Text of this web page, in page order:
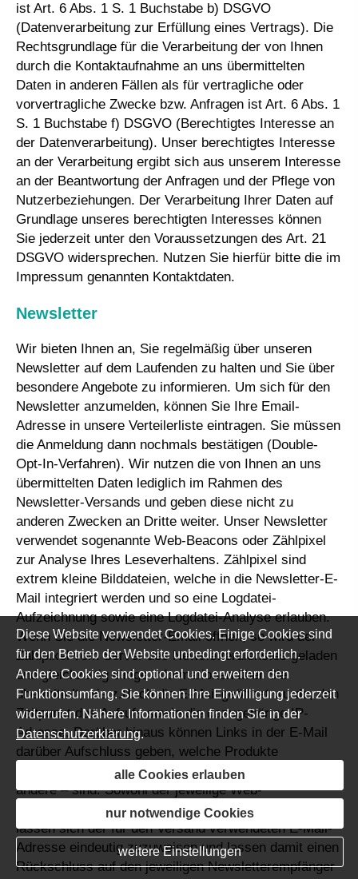
ist Art. 6 Abs. 1 S. 1 Buchstabe b) DSGVO
(Datenverarbeitung zur Erfüllung eines Vertrags). Die
Rechtsgrundlage für die Verarbeitung der von Ihnen
durch die Kontaktaufnahme an uns übermittelten
Daten in anderen Fällen als für vertragliche oder
vorvertragliche Zwecke bzw. Anfragen ist Art. 6 Abs. 1
S. 1 Buchstabe f) DSGVO (Berechtigtes Interesse an
der Datenverarbeitung). Unser berechtigtes Interesse
an der Verarbeitung ergibt sich aus unserem Interesse
an der Beantwortung der Anfragen und der Pflege von
Nutzerbeziehungen. Der Verarbeitung Ihrer Daten auf
Grundlage unseres berechtigten Interesses können
Sie jederzeit unter den Voraussetzungen des Art. 21
DSGVO widersprechen. Nutzen Sie hierfür bitte die im
Impressum genannten Kontaktdaten.
Newsletter
Wir bieten Ihnen an, Sie regelmäßig über unseren
Newsletter auf dem Laufenden zu halten und Sie über
besondere Angebote zu informieren. Um sich für den
Newsletter anzumelden, können Sie Ihre Email-
Adresse in unsere Verteilerliste eintragen. Sie müssen
die Anmeldung dann nochmals bestätigen (Double-
Opt-In-Verfahren). Wir nutzen die von Ihnen an uns
übermittelten Daten lediglich im Rahmen des
Newsletter-Versands und geben diese nicht zu
anderen Zwecken an Dritte weiter. Unser Newsletter
verwendet sogenannte Web-Beacons oder Zählpixel
zur Analyse Ihres Leseverhaltens. Zählpixel sind
extrem kleine Bilddateien, welche in die Newsletter-E-
Mail integriert werden und so eine Logdatei-
Aufzeichnung sowie eine Logdatei-Analyse erlauben.
Wenn Sie die Newsletter-Email öffnen, so wird der
Zählpixel vom Server des Newsletterdienstes geladen
und gleichzeitig einige Informationen über Sie
übermittelt, wie z.B. ob die E-Mail geöffnet wurde, den
Zeitpunkt des Aufrufs sowie die dazugehörige IP-
Adresse. Darüber hinaus können Links in der E-Mail
darüber Aufschluss geben, welche Produkte
interessanter – also häufiger geklickt wurden als
andere – sind. Sowohl der jeweilige Web-
Beacon/Zählpixel, als auch die Links in der Email
lassen sich der für den Versand verwendeten E-Mail-
Adresse eindeutig zuzuweisen und lassen damit einen
Rückschluss auf den jeweiligen Newsletterempfänger
Diese Website verwendet Cookies. Einige Cookies sind
für den Betrieb der Website unbedingt erforderlich.
Andere Cookies sind optional und erweitern den
Funktionsumfang. Sie können Ihre Einwilligung jederzeit
widerrufen. Nähere Informationen finden Sie in der
Datenschutzerklärung.
alle Cookies erlauben
nur notwendige Cookies
weitere Einstellungen